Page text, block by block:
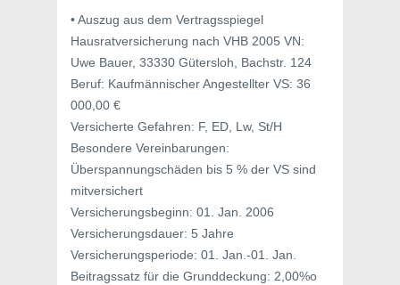
• Auszug aus dem Vertragsspiegel
Hausratversicherung nach VHB 2005 VN:
Uwe Bauer, 33330 Gütersloh, Bachstr. 124
Beruf: Kaufmännischer Angestellter VS: 36
000,00 €
Versicherte Gefahren: F, ED, Lw, St/H
Besondere Vereinbarungen:
Überspannungschäden bis 5 % der VS sind
mitversichert
Versicherungsbeginn: 01. Jan. 2006
Versicherungsdauer: 5 Jahre
Versicherungsperiode: 01. Jan.-01. Jan.
Beitragssatz für die Grunddeckung: 2,00%o